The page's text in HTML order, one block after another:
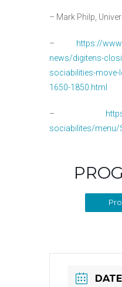
– Mark Philp,
– https://
news/digitens-
sociabilities-move-
1650-1850.html
–
sociabilites/menu/
DATE